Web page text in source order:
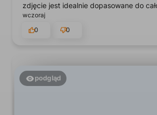
zdjęcie jest idealnie dopasowane do
wczoraj
0
0
podgląd